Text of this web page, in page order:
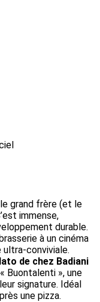
grand frère (et le
immense,
durable.
à un cinéma
ultra-conviviale.
de chez Badiani
Buontalenti », une
signature. Idéal
une pizza.